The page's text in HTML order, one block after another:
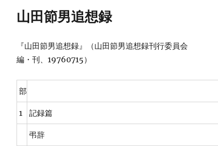
ー
山田節男追想録
『山田節男追想録』（山田節男追想録刊行委員会
編・刊、19760715）
部
1 記録篇
弔辞